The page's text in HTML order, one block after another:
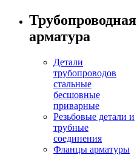
Трубопроводная
арматура
Детали
трубопроводов
стальные
бесшовные
приварные
Резьбовые детали и
трубные
соединения
Фланцы арматуры